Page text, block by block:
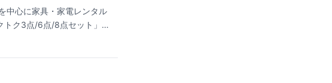
中心に家具・家電レンタル
トク3点/6点/8点セット」、
(9:00〜17:30、日祝